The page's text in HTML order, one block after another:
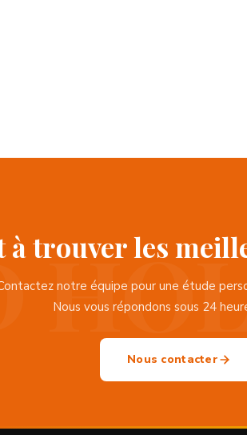
à trouver les
notre équipe pour une étude
Nous vous répondons sous 24
Nous contacter